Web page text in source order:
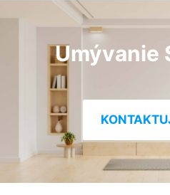
Umývanie